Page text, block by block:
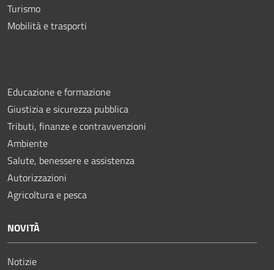
Turismo
Mobilità e trasporti
Educazione e formazione
Giustizia e sicurezza pubblica
Tributi, finanze e contravvenzioni
Ambiente
Salute, benessere e assistenza
Autorizzazioni
Agricoltura e pesca
NOVITÀ
Notizie